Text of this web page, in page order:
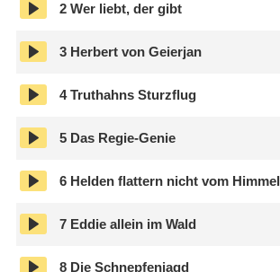
2 Wer liebt, der gibt
3 Herbert von Geierjan
4 Truthahns Sturzflug
5 Das Regie-Genie
6 Helden flattern nicht vom Himmel
7 Eddie allein im Wald
8 Die Schnepfenjagd